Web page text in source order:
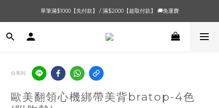
單筆滿$1000【先付款】 / 滿$2000【超取付款】 🚚免運費
單筆滿$1000【先付款】 / 滿$2000【超取付款】 🚚免運費
8/4 夏季最後新品💙20:00 IG直播價 【8/10收單】
分享到
歐美翻領心機綁帶美背bratop-4色